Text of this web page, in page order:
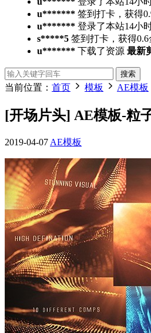
u******* 签到打卡，获得
u******* 登录了本站14小
s*****5 签到打卡，获得
u******* 下载了资源 最新
搜索
当前位置： 首页 模板 AE模板
[开场片头] AE模板-粒
2019-04-07 AE模板